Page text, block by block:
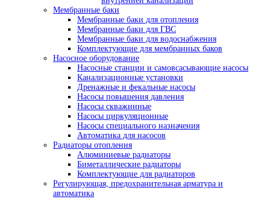
Мембранные баки
Мембранные баки для отопления
Мембранные баки для ГВС
Мембранные баки для водоснабжения
Комплектующие для мембранных баков
Насосное оборудование
Насосные станции и самовсасывающие насосы
Канализационные установки
Дренажные и фекальные насосы
Насосы повышения давления
Насосы скважинные
Насосы циркуляционные
Насосы специального назначения
Автоматика для насосов
Радиаторы отопления
Алюминиевые радиаторы
Биметаллические радиаторы
Комплектующие для радиаторов
Регулирующая, предохранительная арматура и
автоматика